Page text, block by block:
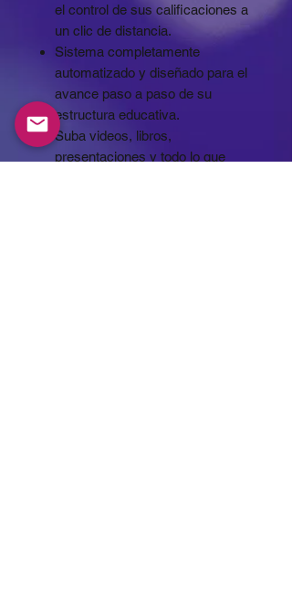
el control de sus calificaciones a
un clic de distancia.
Sistema completamente
automatizado y diseñado para el
avance paso a paso de su
estructura educativa.
Suba videos, libros,
presentaciones y todo lo que